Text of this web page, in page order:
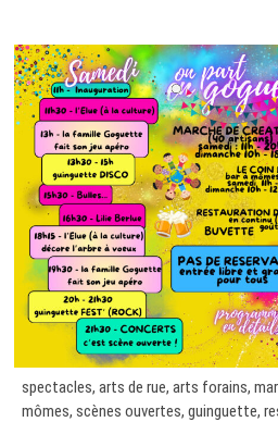
spectacles, arts de rue, arts forains,
mômes, scènes ouvertes, guinguette,